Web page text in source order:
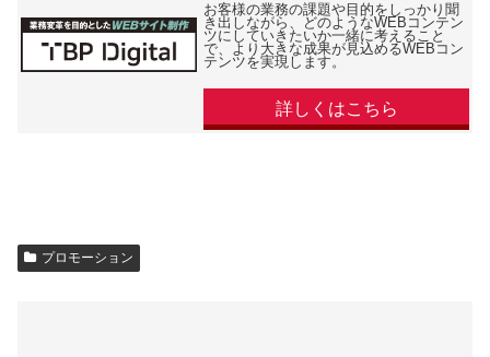
お客様の業務の課題や目的をしっかり聞
き出しながら、どのようなWEBコンテン
ツにしていきたいか一緒に考えること
で、より大きな成果が見込めるWEBコン
テンツを実現します。
詳しくはこちら
プロモーション